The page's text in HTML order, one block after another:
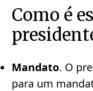
Como é
Mandato. O
para um